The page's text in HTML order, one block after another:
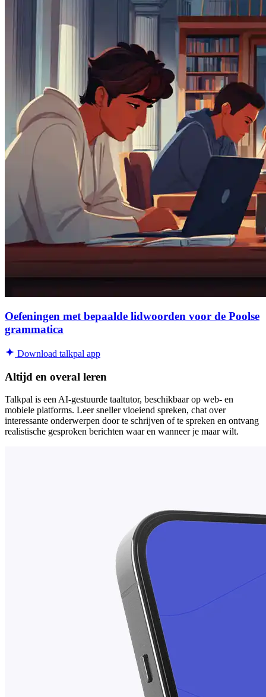
Oefeningen met bepaalde lidwoorden voor de Poolse
grammatica
Download talkpal app
Altijd en overal leren
Talkpal is een AI-gestuurde taaltutor, beschikbaar op web- en
mobiele platforms. Leer sneller vloeiend spreken, chat over
interessante onderwerpen door te schrijven of te spreken en ontvang
realistische gesproken berichten waar en wanneer je maar wilt.